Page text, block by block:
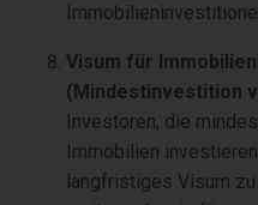
Visum für
(Mindestinvestition
Investoren, die
Immobilien
langfristiges Visum